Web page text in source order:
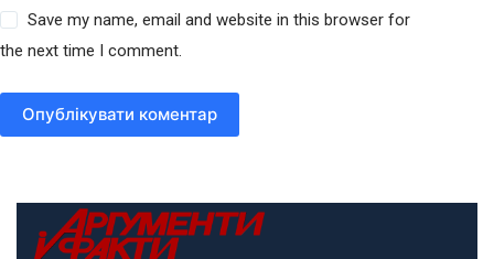
Save my name, email and website in this browser for
the next time I comment.
Опублікувати коментар